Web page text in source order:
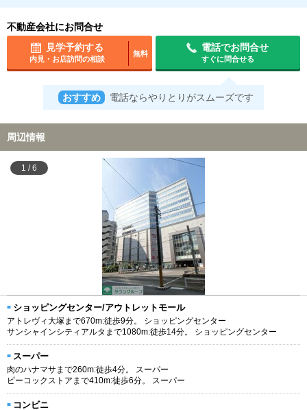
不動産会社にお問合せ
見学予約する
内見・お店訪問の相談
無料
電話でお問合せ
すぐに問合せる
おすすめ 電話ならやりとりがスムーズです
周辺情報
1 /6
ショッピングセンター/アウトレットモール
アトレヴィ大塚まで670m:徒歩9分。 ショッピングセンター
サンシャインシティアルタまで1080m:徒歩14分。 ショッピングセンター
スーパー
肉のハナマサまで260m:徒歩4分。 スーパー
ピーコックストアまで410m:徒歩6分。 スーパー
コンビニ